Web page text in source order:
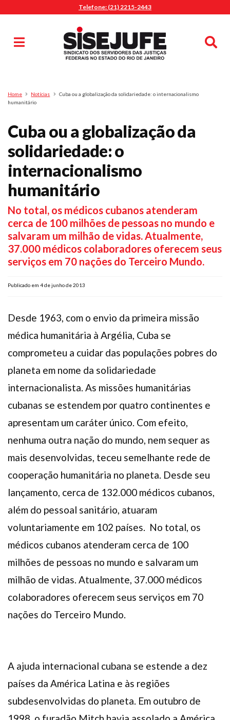
Telefone: (21) 2215-2443
Pesquisa
Home Notícias
Cuba ou a globalização da solidariedade: o internacionalismo
humanitário
Cuba ou a globalização da
solidariedade: o
internacionalismo
humanitário
No total, os médicos cubanos atenderam
cerca de 100 milhões de pessoas no mundo e
salvaram um milhão de vidas. Atualmente,
37.000 médicos colaboradores oferecem seus
serviços em 70 nações do Terceiro Mundo.
Publicado em 4 de junho de 2013
Desde 1963, com o envio da primeira missão
médica humanitária à Argélia, Cuba se
comprometeu a cuidar das populações pobres do
planeta em nome da solidariedade
internacionalista. As missões humanitárias
cubanas se estendem por quatro continentes e
apresentam um caráter único. Com efeito,
nenhuma outra nação do mundo, nem sequer as
mais desenvolvidas, teceu semelhante rede de
cooperação humanitária no planeta. Desde seu
lançamento, cerca de 132.000 médicos cubanos,
além do pessoal sanitário, atuaram
voluntariamente em 102 países. No total, os
médicos cubanos atenderam cerca de 100
milhões de pessoas no mundo e salvaram um
milhão de vidas. Atualmente, 37.000 médicos
colaboradores oferecem seus serviços em 70
nações do Terceiro Mundo.
A ajuda internacional cubana se estende a dez
países da América Latina e às regiões
subdesenvolvidas do planeta. Em outubro de
MENU
Sindicalize-se
Jurídico
O Sindicato
Agenda
Casa do Alto
Sede Campestre
Nossos Convênios
Gympass Wellhub
Seguro Auto
Plano de Saúde
Assistência Funeral
Pós-graduação
FacebookInstagramTwitter